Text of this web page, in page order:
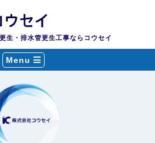
生・排水管更生工事ならコウセイ
Menu